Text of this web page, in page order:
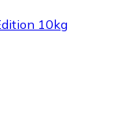
10kg